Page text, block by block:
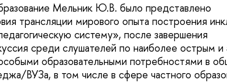
Мельник Ю.В. было представлено
трансляции мирового опыта построения
систему», после завершения
среди слушателей по наиболее острым и
образовательными потребностями в
ВУЗа, в том числе в сфере частного